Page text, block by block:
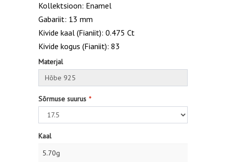
Kollektsioon: Enamel
Gabariit: 13 mm
Kivide kaal (Fianiit): 0.475 Ct
Kivide kogus (Fianiit): 83
Materjal
Sõrmuse suurus
Kaal
5.70g